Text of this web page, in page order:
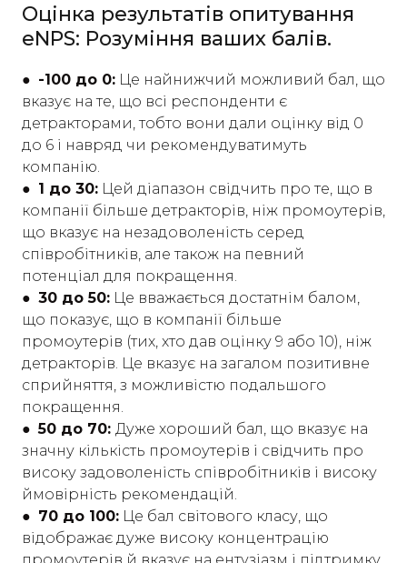
Оцінка результатів опитування
eNPS: Розуміння ваших балів.
● -100 до 0: Це найнижчий можливий бал, що
вказує на те, що всі респонденти є
детракторами, тобто вони дали оцінку від 0
до 6 і навряд чи рекомендуватимуть
компанію.
● 1 до 30: Цей діапазон свідчить про те, що в
компанії більше детракторів, ніж промоутерів,
що вказує на незадоволеність серед
співробітників, але також на певний
потенціал для покращення.
● 30 до 50: Це вважається достатнім балом,
що показує, що в компанії більше
промоутерів (тих, хто дав оцінку 9 або 10), ніж
детракторів. Це вказує на загалом позитивне
сприйняття, з можливістю подальшого
покращення.
● 50 до 70: Дуже хороший бал, що вказує на
значну кількість промоутерів і свідчить про
високу задоволеність співробітників і високу
ймовірність рекомендацій.
● 70 до 100: Це бал світового класу, що
відображає дуже високу концентрацію
промоутерів й вказує на ентузіазм і підтримку